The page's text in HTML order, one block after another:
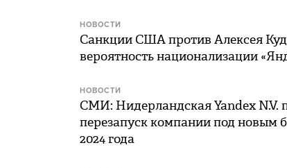
НОВОСТИ
Санкции США против Алексея
вероятность национализации
НОВОСТИ
СМИ: Нидерландская Yandex N.V.
перезапуск компании под новым
2024 года